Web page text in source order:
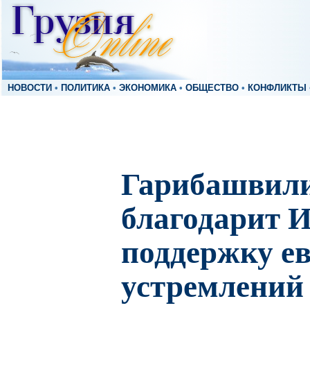
НОВОСТИ • ПОЛИТИКА • ЭКОНОМИКА • ОБЩЕСТВО • КОНФЛИКТЫ
благодарит
поддержку